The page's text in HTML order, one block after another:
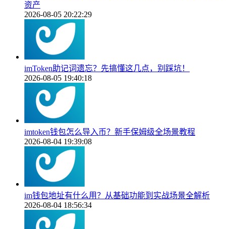
资产
2026-08-05 20:22:29
imToken助记词遗忘？先搞懂这几点，别踩坑！
2026-08-05 19:40:18
imtoken钱包怎么导入币？新手保姆级全场景教程
2026-08-04 19:39:08
im钱包地址有什么用？从基础功能到实战场景全解析
2026-08-04 18:56:34